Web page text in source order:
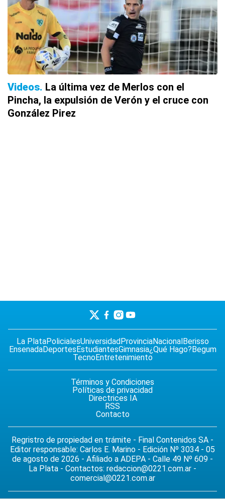
Videos La última vez de Merlos con el
Pincha, la expulsión de Verón y el cruce con
González Pirez
La PlataPolicialesUniversidadProvinciaNacionalBerisso
EnsenadaDeportesEstudiantesGimnasia¿Qué Hago?Begum
TecnoEntretenimiento
Términos y Condiciones
Políticas de privacidad
Directrices IA
RSS
Contacto
Regristro de propiedad en trámite - Final Contenidos SA -
Editor responsable: Carlos E. Marino - Edición Nº 3034 - 05
de agosto de 2026 - Afiliado a ADEPA - Calle 49 Nº 609 -
La Plata - Contactos: redaccion@0221.com.ar -
comercial@0221.com.ar